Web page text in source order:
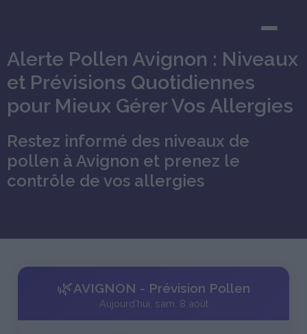
Alerte Pollen Avignon : Niveaux
et Prévisions Quotidiennes
pour Mieux Gérer Vos Allergies
Restez informé des niveaux de
pollen à Avignon et prenez le
contrôle de vos allergies
🌿AVIGNON - Prévision Pollen
Aujourd'hui, sam. 8 août